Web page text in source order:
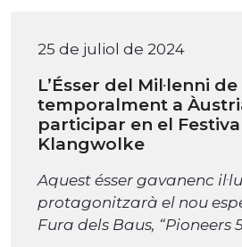
25 de juliol de 2024
L’Ésser del Mil·lenni
temporalment a
participar en el
Klangwolke
Aquest ésser gavanenc
protagonitzarà el nou
Fura dels Baus, “Pioneers